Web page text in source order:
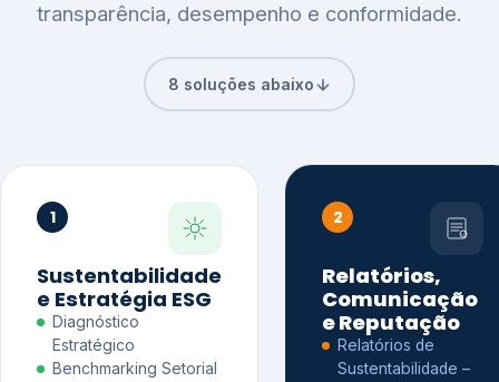
transparência, desempenho e conformidade.
8 soluções abaixo
1
Sustentabilidade
e Estratégia ESG
Diagnóstico
Estratégico
Benchmarking Setorial
2
Relatórios,
Comunicação
e Reputação
Relatórios de
Sustentabilidade –